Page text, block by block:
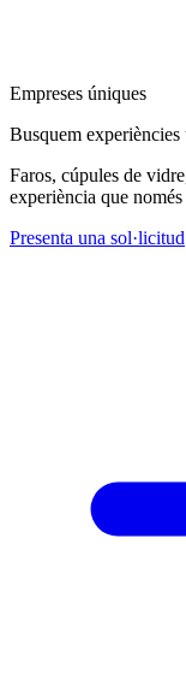
Empreses úniques
Busquem
Faros, cúpules de
experiència que
Presenta una sol·licitud